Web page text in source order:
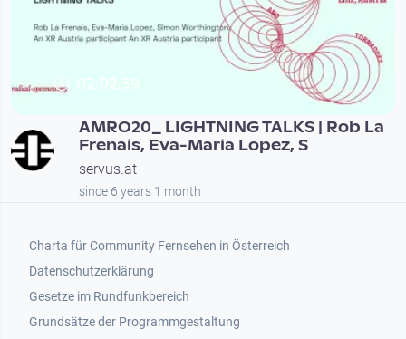
02:02:39
AMRO20_ LIGHTNING TALKS | Rob La
Frenais, Eva-Maria Lopez, S
servus.at
since 6 years 1 month
Footer 1
Charta für Community Fernsehen in Österreich
Datenschutzerklärung
Gesetze im Rundfunkbereich
Grundsätze der Programmgestaltung